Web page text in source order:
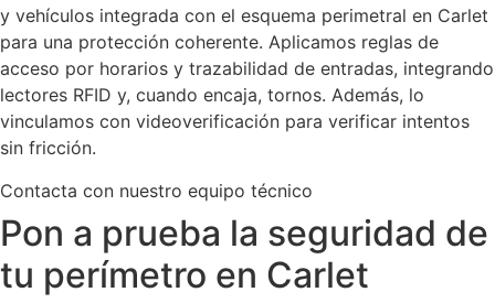
y vehículos integrada con el esquema perimetral en Carlet
para una protección coherente. Aplicamos reglas de
acceso por horarios y trazabilidad de entradas, integrando
lectores RFID y, cuando encaja, tornos. Además, lo
vinculamos con videoverificación para verificar intentos
sin fricción.
Contacta con nuestro equipo técnico
Pon a prueba la seguridad de
tu perímetro en Carlet